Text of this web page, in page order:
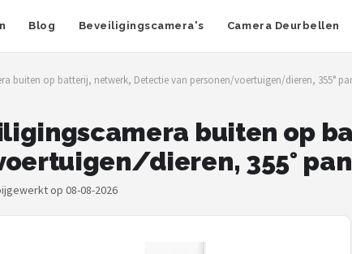
Blog Beveiligingscamera's Camera Deurbellen
buiten op batterij, netwerk, Detectie van personen/voertuigen/dieren, 355°
buiten op
dieren, 355° pan
op 08-08-2026